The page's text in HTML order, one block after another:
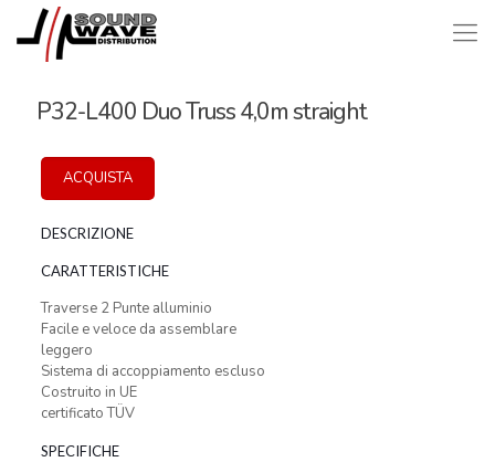
P32-L400 Duo Truss 4,0m straight
ACQUISTA
DESCRIZIONE
CARATTERISTICHE
Traverse 2 Punte alluminio
Facile e veloce da assemblare
leggero
Sistema di accoppiamento escluso
Costruito in UE
certificato TÜV
SPECIFICHE